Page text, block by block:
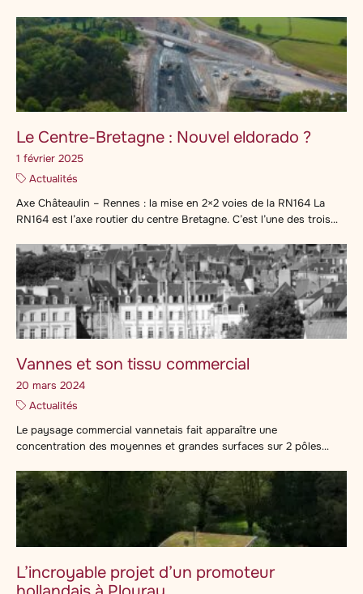
Il évoque tout de suite le charme des lieux à son épouse, liée à la
famille Peugeot. Dès son retour dans le Doubs, Louis Richard […]
Le Centre-Bretagne : Nouvel eldorado ?
1 février 2025
Actualités
Axe Châteaulin – Rennes : la mise en 2×2 voies de la RN164 La
RN164 est l’axe routier du centre Bretagne. C’est l’une des trois
RN164 a été inscrit en novembre 2011 au projet de Schéma
national des infrastructures de Transport, document prévu par le
Grenelle […]
Vannes et son tissu commercial
20 mars 2024
Actualités
Le paysage commercial vannetais fait apparaître une
concentration des moyennes et grandes surfaces sur 2 pôles
Vannes-Agglo porte sur un territoire de 24 communes depuis
2002. Le rayonnement du territoire de Vannes agglomération en
terme d’influence économique et zone de chalandise n’a cessé de
croître […]
L’incroyable projet d’un promoteur